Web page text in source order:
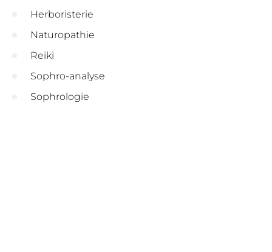
Herboristerie
Naturopathie
Reiki
Sophro-analyse
Sophrologie